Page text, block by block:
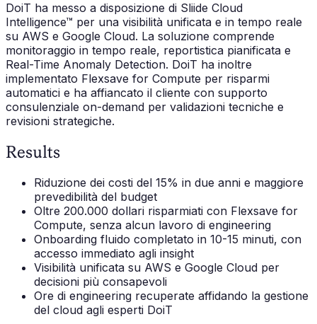
DoiT ha messo a disposizione di Sliide Cloud
Intelligence™ per una visibilità unificata e in tempo reale
su AWS e Google Cloud. La soluzione comprende
monitoraggio in tempo reale, reportistica pianificata e
Real-Time Anomaly Detection. DoiT ha inoltre
implementato Flexsave for Compute per risparmi
automatici e ha affiancato il cliente con supporto
consulenziale on-demand per validazioni tecniche e
revisioni strategiche.
Results
Riduzione dei costi del 15% in due anni e maggiore
prevedibilità del budget
Oltre 200.000 dollari risparmiati con Flexsave for
Compute, senza alcun lavoro di engineering
Onboarding fluido completato in 10-15 minuti, con
accesso immediato agli insight
Visibilità unificata su AWS e Google Cloud per
decisioni più consapevoli
Ore di engineering recuperate affidando la gestione
del cloud agli esperti DoiT